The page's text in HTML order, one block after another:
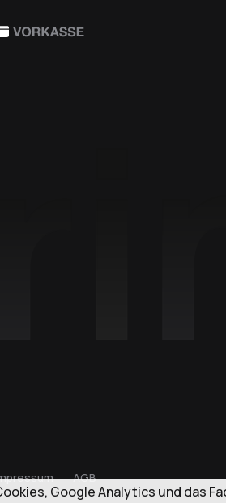
AGB
Google Analytics und das